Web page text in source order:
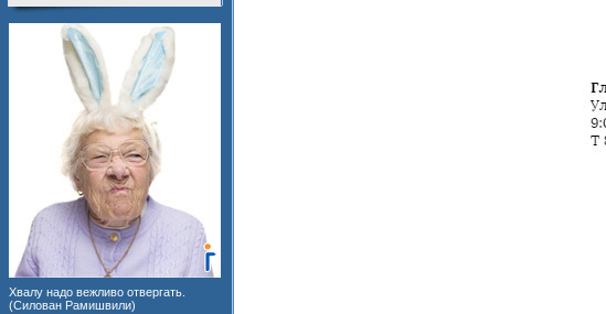
Хвалу надо вежливо отвергать.
(Силован Рамишвили)